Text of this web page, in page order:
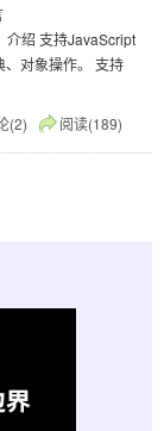
介绍 支持JavaScript
对象操作。 支持
(2) 阅读(189)